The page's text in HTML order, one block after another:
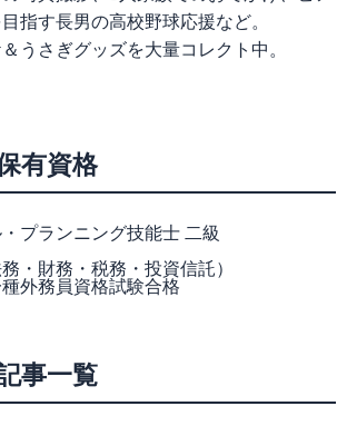
指す長男の高校野球応援など。
うさぎグッズを大量コレクト中。
有資格
プランニング技能士 二級
・財務・税務・投資信託）
外務員資格試験合格
事一覧